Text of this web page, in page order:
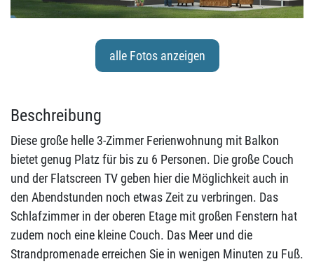
alle Fotos anzeigen
Beschreibung
Diese große helle 3-Zimmer Ferienwohnung mit Balkon
bietet genug Platz für bis zu 6 Personen. Die große Couch
und der Flatscreen TV geben hier die Möglichkeit auch in
den Abendstunden noch etwas Zeit zu verbringen. Das
Schlafzimmer in der oberen Etage mit großen Fenstern hat
zudem noch eine kleine Couch. Das Meer und die
Strandpromenade erreichen Sie in wenigen Minuten zu Fuß.